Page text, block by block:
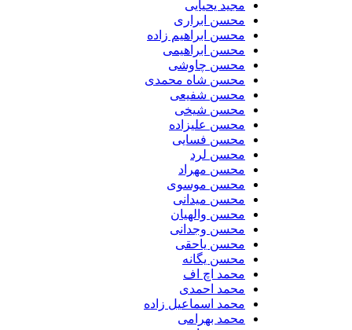
مجید یحیایی
محسن ابراری
محسن ابراهیم زاده
محسن ابراهیمی
محسن چاوشی
محسن شاه محمدی
محسن شفیعی
محسن شیخی
محسن علیزاده
محسن فسایی
محسن لرد
محسن مهراد
محسن موسوی
محسن میدانی
محسن والهیان
محسن وجدانی
محسن یاحقی
محسن یگانه
محمد اچ اف
محمد احمدی
محمد اسماعیل زاده
محمد بهرامی